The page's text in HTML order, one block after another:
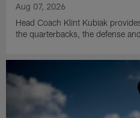
Aug 07, 2026
Head Coach Klint Kubiak
the quarterbacks, the defense